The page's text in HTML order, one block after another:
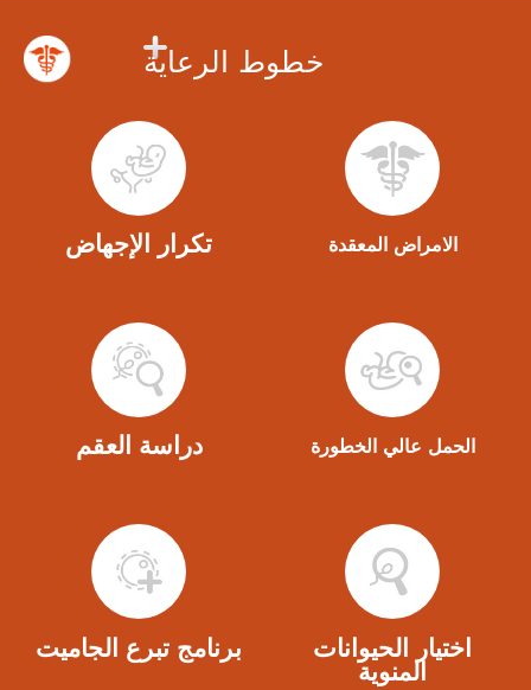
خطوط الرعاية
الامراض المعقدة تكرار الإجهاض
الحمل عالي الخطورة دراسة العقم
اختيار الحيوانات
المنوية
برنامج تبرع الجاميت